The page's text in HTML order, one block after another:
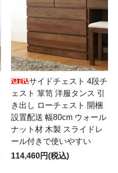
サイドチェスト 4段チ
ェスト 箪笥 洋服タンス 引
き出し ローチェスト 開梱
設置配送 幅80cm ウォール
ナット材 木製 スライドレ
ール付きで使いやすい
114,460円(税込)